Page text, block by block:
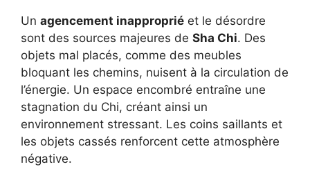
Un agencement inapproprié et le désordre
sont des sources majeures de Sha Chi. Des
objets mal placés, comme des meubles
bloquant les chemins, nuisent à la circulation de
l’énergie. Un espace encombré entraîne une
stagnation du Chi, créant ainsi un
environnement stressant. Les coins saillants et
les objets cassés renforcent cette atmosphère
négative.